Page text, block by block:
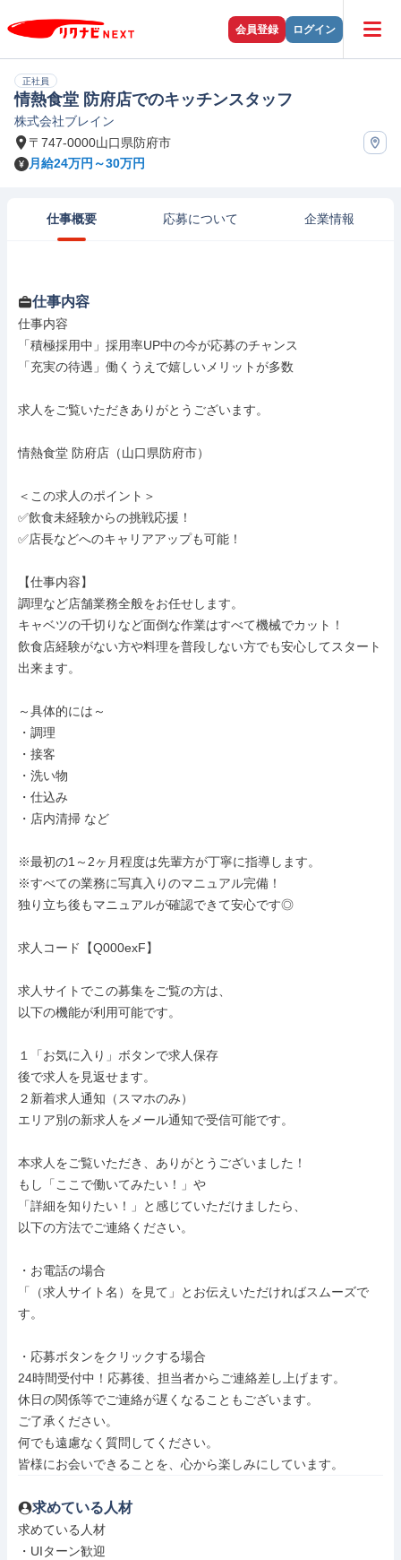
会員登録 ログイン
正社員
情熱食堂 防府店でのキッチンスタッフ
株式会社ブレイン
〒747-0000山口県防府市
月給24万円～30万円
仕事概要 応募について 企業情報
仕事内容
仕事内容
「積極採用中」採用率UP中の今が応募のチャンス
「充実の待遇」働くうえで嬉しいメリットが多数
求人をご覧いただきありがとうございます。
情熱食堂 防府店（山口県防府市）
＜この求人のポイント＞
✅飲食未経験からの挑戦応援！
✅店長などへのキャリアアップも可能！
【仕事内容】
調理など店舗業務全般をお任せします。
キャベツの千切りなど面倒な作業はすべて機械でカット！
飲食店経験がない方や料理を普段しない方でも安心してスタート
出来ます。
～具体的には～
・調理
・接客
・洗い物
・仕込み
・店内清掃 など
※最初の1～2ヶ月程度は先輩方が丁寧に指導します。
※すべての業務に写真入りのマニュアル完備！
独り立ち後もマニュアルが確認できて安心です◎
求人コード【Q000exF】
求人サイトでこの募集をご覧の方は、
以下の機能が利用可能です。
１「お気に入り」ボタンで求人保存
後で求人を見返せます。
２新着求人通知（スマホのみ）
エリア別の新求人をメール通知で受信可能です。
本求人をご覧いただき、ありがとうございました！
もし「ここで働いてみたい！」や
「詳細を知りたい！」と感じていただけましたら、
以下の方法でご連絡ください。
・お電話の場合
「（求人サイト名）を見て」とお伝えいただければスムーズで
す。
・応募ボタンをクリックする場合
24時間受付中！応募後、担当者からご連絡差し上げます。
休日の関係等でご連絡が遅くなることもございます。
ご了承ください。
何でも遠慮なく質問してください。
皆様にお会いできることを、心から楽しみにしています。
求めている人材
求めている人材
・UIターン歓迎